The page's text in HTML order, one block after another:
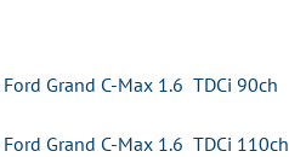
Grand C-Max 1.6 TDCi 90ch
Grand C-Max 1.6 TDCi 110ch